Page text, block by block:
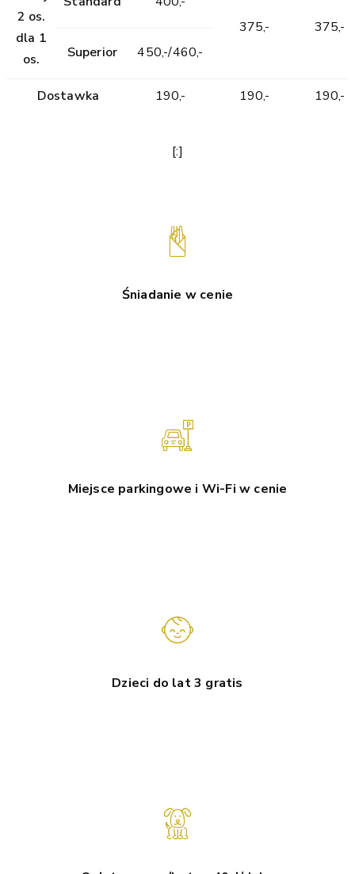
2 os.
dla 1
os.
375,-
375,-
Superior
450,-/460,-
Dostawka 190,- 190,- 190,-
[:]
Śniadanie w cenie
Miejsce parkingowe i Wi-Fi w cenie
Dzieci do lat 3 gratis